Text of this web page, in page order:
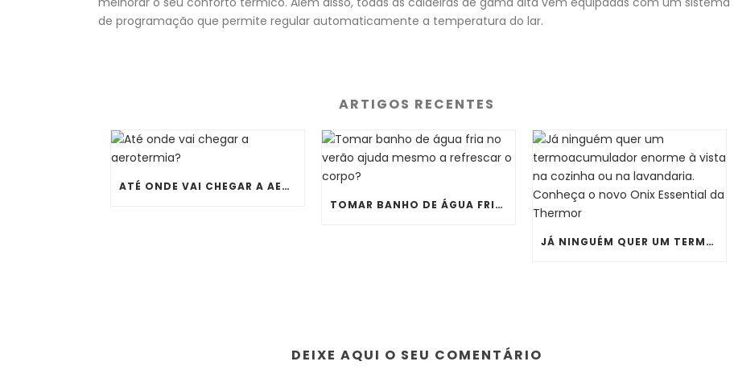
de programação que permite regular automaticamente a temperatura do lar.
ARTIGOS RECENTES
ATÉ ONDE VAI CHEGAR A AEROTERMIA?
TOMAR BANHO DE ÁGUA FRIA NO VERÃO AJUDA MESMO A REFRESCAR O CORPO?
JÁ NINGUÉM QUER UM TERMOACUMULADOR ENORME À VISTA NA COZINHA OU NA LAVANDARIA. CONHEÇA O NOVO ONIX ESSENTIAL DA THERMOR
DEIXE AQUI O SEU COMENTÁRIO